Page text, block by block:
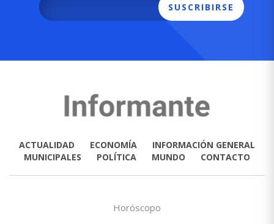
SUSCRIBIRSE
ACTUALIDAD ECONOMÍA
INFORMACIÓN GENERAL
MUNICIPALES
POLÍTICA MUNDO CONTACTO
Horóscopo